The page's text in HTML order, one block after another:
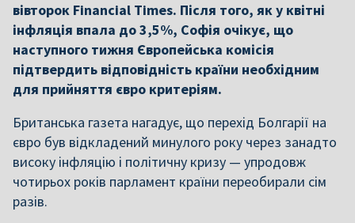
вівторок Financial Times. Після того, як у квітні
інфляція впала до 3,5%, Софія очікує, що
наступного тижня Європейська комісія
підтвердить відповідність країни необхідним
для прийняття євро критеріям.
Британська газета нагадує, що перехід Болгарії на
євро був відкладений минулого року через занадто
високу інфляцію і політичну кризу — упродовж
чотирьох років парламент країни переобирали сім
разів.